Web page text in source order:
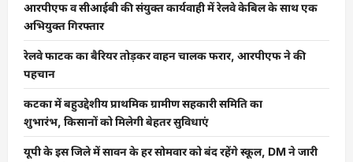
आरपीएफ व सीआईबी की संयुक्त कार्यवाही में रेलवे केबिल के साथ एक
अभियुक्त गिरफ्तार
रेलवे फाटक का बैरियर तोड़कर वाहन चालक फरार, आरपीएफ ने की
पहचान
कटका में बहुउद्देशीय प्राथमिक ग्रामीण सहकारी समिति का
शुभारंभ, किसानों को मिलेगी बेहतर सुविधाएं
यूपी के इस जिले में सावन के हर सोमवार को बंद रहेंगे स्कूल, DM ने जारी